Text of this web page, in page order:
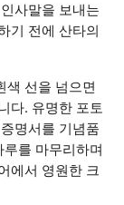
사말을 보내는
기 전에 산타의
색 선을 넘으면
다. 유명한 포토
명서를 기념품
를 마무리하며
에서 영원한 크